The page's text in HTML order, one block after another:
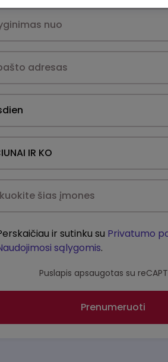
ir sutinku su Privatumo
sąlygomis.
Puslapis apsaugotas su
Prenumeruoti